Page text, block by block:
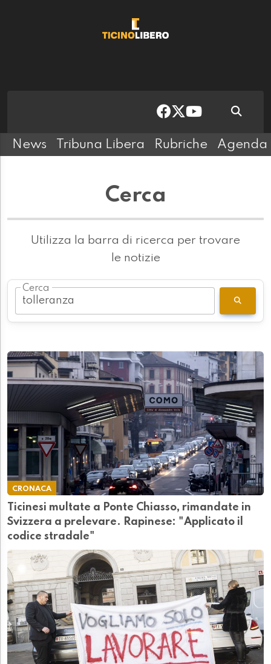
News Tribuna Libera Rubriche Agenda
Cerca
Utilizza la barra di ricerca per trovare
le notizie
Cerca
CRONACA
Ticinesi multate a Ponte Chiasso, rimandate in
Svizzera a prelevare. Rapinese: "Applicato il
codice stradale"